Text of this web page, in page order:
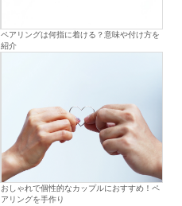
ペアリングは何指に着ける？意味や付け方を
紹介
おしゃれで個性的なカップルにおすすめ！ペ
アリングを手作り